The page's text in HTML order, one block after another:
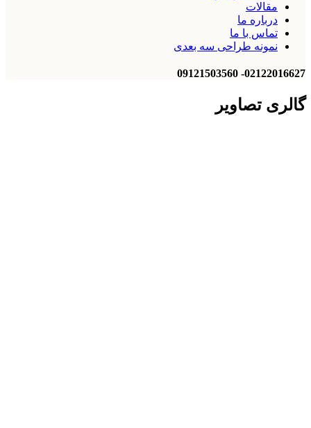
مقالات
درباره ما
تماس با ما
نمونه طراحی سه بعدی
02122016627- 09121503560
گالری تصاویر